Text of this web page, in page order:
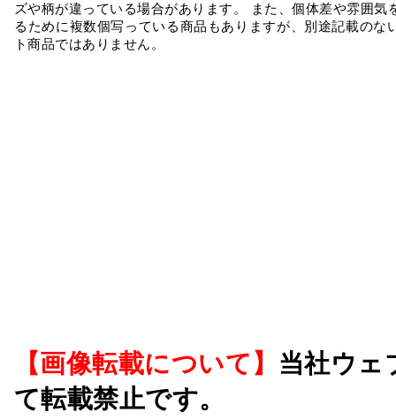
ズや柄が違っている場合があります。 また、個体差や雰囲気
るために複数個写っている商品もありますが、別途記載のな
ト商品ではありません。
【画像転載について】 当社ウェ
て転載禁止です。